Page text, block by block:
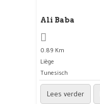
Ali Baba
0.89 Km
Liège
Tunesisch
Lees verder